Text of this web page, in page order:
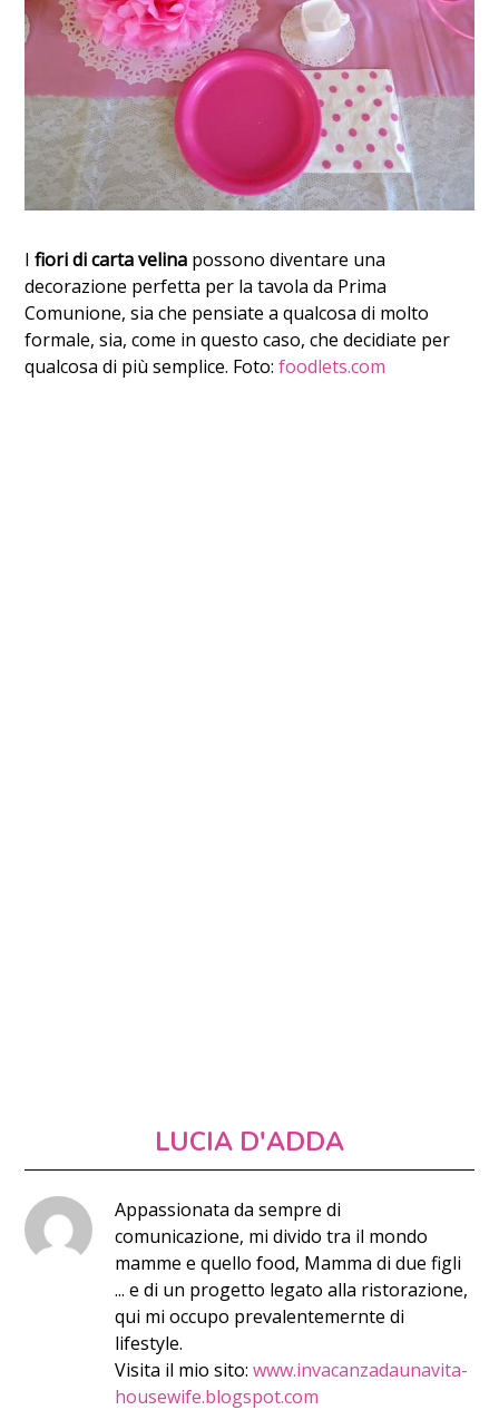
Ifiori di carta velina possono diventare una
decorazione perfetta per la tavola da Prima
Comunione, sia che pensiate a qualcosa di molto
formale, sia, come in questo caso, che decidiate per
qualcosa di più semplice. Foto: foodlets.com
LUCIA D'ADDA
Appassionata da sempre di
comunicazione, mi divido tra il mondo
mamme e quello food, Mamma di due figli
... e di un progetto legato alla ristorazione,
qui mi occupo prevalentemernte di
lifestyle.
Visita il mio sito:www.invacanzadaunavita-
housewife.blogspot.com